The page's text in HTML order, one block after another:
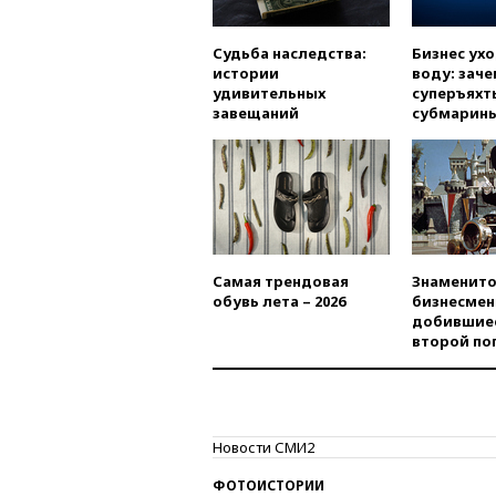
Судьба наследства:
истории
удивительных
завещаний
Бизнес
воду:
Самая трендовая
обувь лета – 2026
второй
Новости СМИ2
ФОТОИСТОРИИ